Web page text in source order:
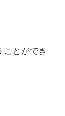
ことができ